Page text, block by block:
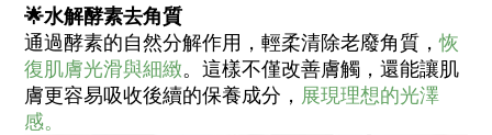
🌟水解酵素去角質
通過酵素的自然分解作用，輕柔清除老廢角質，恢
復肌膚光滑與細緻。這樣不僅改善膚觸，還能讓肌
膚更容易吸收後續的保養成分， 展現理想的光澤
感。